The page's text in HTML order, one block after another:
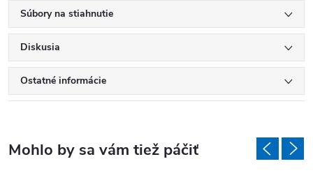
Súbory na stiahnutie
Diskusia
Ostatné informácie